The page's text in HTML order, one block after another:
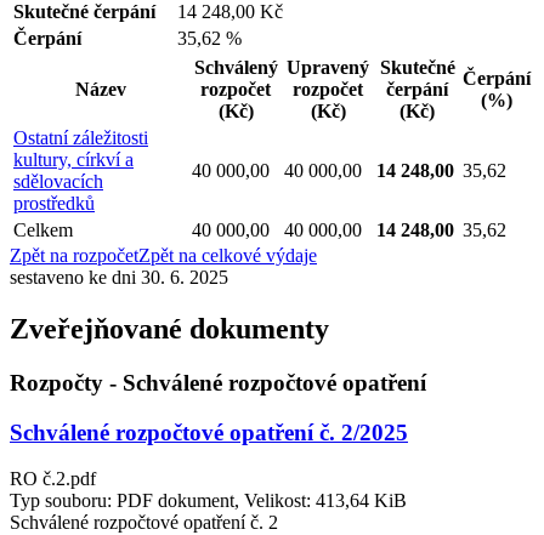
Skutečné čerpání
14 248,00 Kč
Čerpání
35,62 %
Název
Schválený
rozpočet
(Kč)
Upravený
rozpočet
(Kč)
Skutečné
čerpání
(Kč)
Čerpání
(%)
Ostatní záležitosti
kultury, církví a
sdělovacích
prostředků
40 000,00 40 000,00 14 248,00 35,62
Celkem 40 000,00 40 000,00 14 248,00 35,62
Zpět na rozpočetZpět na celkové výdaje
sestaveno ke dni 30. 6. 2025
Zveřejňované dokumenty
Rozpočty - Schválené rozpočtové opatření
Schválené rozpočtové opatření č. 2/2025
RO č.2.pdf
Typ souboru: PDF dokument, Velikost: 413,64 KiB
Schválené rozpočtové opatření č. 2